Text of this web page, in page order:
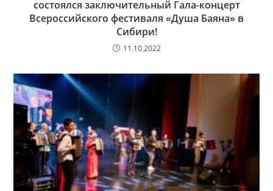
состоялся заключительный Гала-концерт
Всероссийского фестиваля «Душа Баяна» в
Сибири!
11.10.2022